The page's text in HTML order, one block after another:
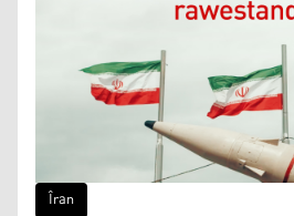
Îran